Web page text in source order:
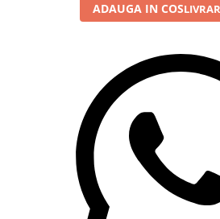
ADAUGA IN COS